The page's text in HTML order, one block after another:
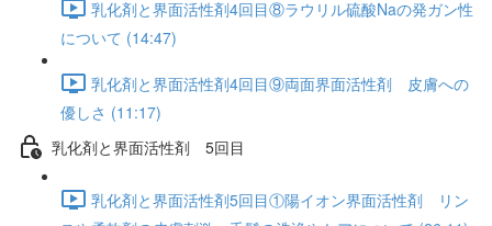
乳化剤と界面活性剤4回目⑧ラウリル硫酸Naの発ガン性
について (14:47)
乳化剤と界面活性剤4回目⑨両面界面活性剤 皮膚への
優しさ (11:17)
乳化剤と界面活性剤 5回目
乳化剤と界面活性剤5回目①陽イオン界面活性剤 リン